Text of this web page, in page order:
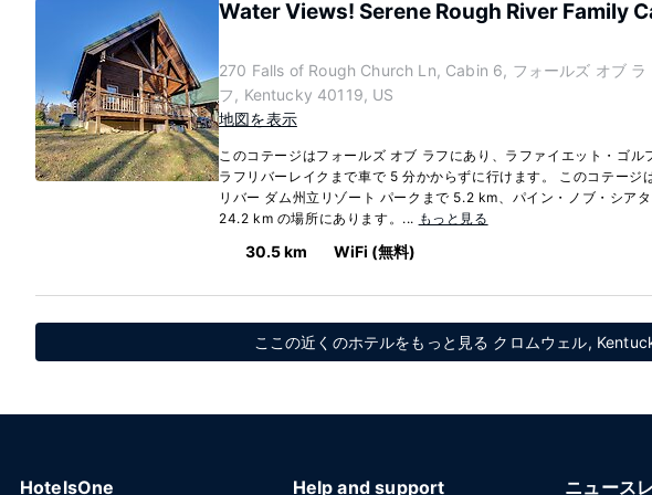
Water Views! Serene Rough River Family
270 Falls of Rough Church Ln, Cabin 6, フォールズ オブ ラ
フ, Kentucky 40119, US
地図を表示
このコテージはフォールズ オブ ラフにあり、ラファイエット・ゴル
ラフリバーレイクまで車で 5 分かからずに行けます。 このコテージ
リバー ダム州立リゾート パークまで 5.2 km、パイン・ノブ・シア
24.2 km の場所にあります。... もっと見る
30.5 km WiFi (無料)
ここの近くのホテルをもっと見る クロムウェル,
HotelsOne Help and support ニュース